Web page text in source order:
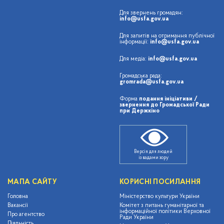
Для звернень громадян:
info@usfa.gov.ua
Для запитів на отримання публічної
інформації: info@usfa.gov.ua
Для медіа: info@usfa.gov.ua
Громадська рада:
gromrada@usfa.gov.ua
Форма подання ініціативи /
звернення до Громадської Ради
при Держкіно
Версія для людей
із вадами зору
МАПА САЙТУ
Головна
Вакансії
Про агентство
КОРИСНІ ПОСИЛАННЯ
Міністерство культури України
Комітет з питань гуманітарної та
інформаційної політики Верховної
Ради України